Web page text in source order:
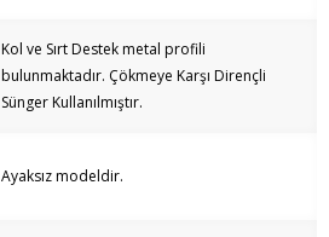
Kol ve Sırt Destek metal profili
bulunmaktadır. Çökmeye Karşı Dirençli
Sünger Kullanılmıştır.
Ayaksız modeldir.